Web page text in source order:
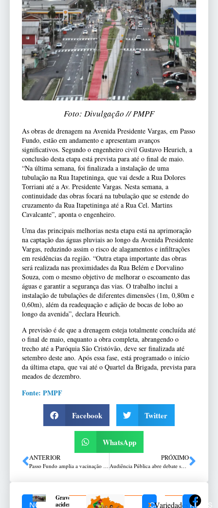
Foto: Divulgação // PMPF
As obras de drenagem na Avenida Presidente Vargas, em Passo
Fundo, estão em andamento e apresentam avanços
significativos. Segundo o engenheiro civil Gustavo Heurich, a
conclusão desta etapa está prevista para até o final de maio.
“Na última semana, foi finalizada a instalação de uma
tubulação na Rua Itapetininga, que vai desde a Rua Dolores
Torriani até a Av. Presidente Vargas. Nesta semana, a
continuidade das obras focará na tubulação que se estende do
cruzamento da Rua Itapetininga até a Rua Cel. Martins
Cavalcante”, aponta o engenheiro.
Uma das principais melhorias nesta etapa está na aprimoração
na captação das águas pluviais ao longo da Avenida Presidente
Vargas, reduzindo assim o risco de alagamentos e infiltrações
em residências da região. “Outra etapa importante das obras
será realizada nas proximidades da Rua Belém e Dorvalino
Souza, com o mesmo objetivo de melhorar o escoamento das
águas e garantir a segurança das vias. O trabalho inclui a
instalação de tubulações de diferentes dimensões (1m, 0,80m e
0,60m), além da readequação e adição de bocas de lobo ao
longo da avenida”, declara Heurich.
A previsão é de que a drenagem esteja totalmente concluída até
o final de maio, enquanto a obra completa, abrangendo o
trecho até a Paróquia São Cristóvão, deve ser finalizada até
setembro deste ano. Após essa fase, está programado o início
da última etapa, que vai até o Quartel da Brigada, prevista para
meados de dezembro.
Fonte: PMPF
Facebook Twitter
WhatsApp
ANTERIOR
Passo Fundo amplia a vacinação contra a gripe para as crianças com até 12 anos
PRÓXIMO
Audiência Pública abre debate sobre concessões de rodovias na região de Passo Fundo
NOTÍCIAS
Grave
acidente
CATEGORIAS
Variedades REDES